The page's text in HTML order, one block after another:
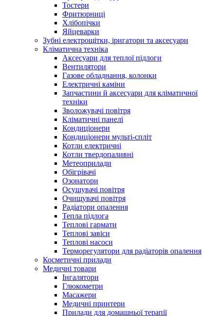
Тостери
Фритюрниці
Хлібопічки
Яйцеварки
Зубні електрощітки, іригатори та аксесуари
Кліматична техніка
Аксесуари для теплої підлоги
Вентилятори
Газове обладнання, колонки
Електричні каміни
Запчастини й аксесуари для кліматичної
техніки
Зволожувачі повітря
Кліматичні панелі
Кондиціонери
Кондиціонери мульті-спліт
Котли електричні
Котли твердопаливні
Метеоприлади
Обігрівачі
Озонатори
Осушувачі повітря
Очищувачі повітря
Радіатори опалення
Тепла підлога
Теплові гармати
Теплові завіси
Теплові насоси
Терморегулятори для радіаторів опалення
Косметичні прилади
Медичні товари
Інгалятори
Глюкометри
Масажери
Медичні принтери
Прилади для домашньої терапії